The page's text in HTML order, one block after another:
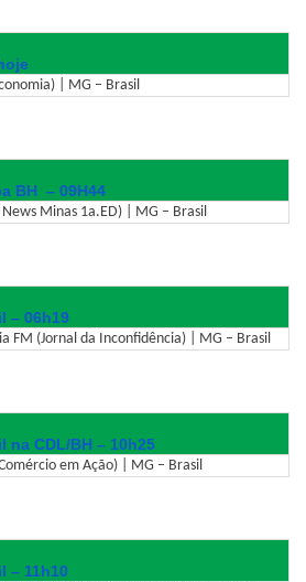
| MG – Brasil
BH – 09H44
Minas 1a.ED) | MG – Brasil
– 06h19
FM (Jornal da Inconfidência) | MG – Brasil
na CDL/BH – 10h25
em Ação) | MG – Brasil
– 11h10